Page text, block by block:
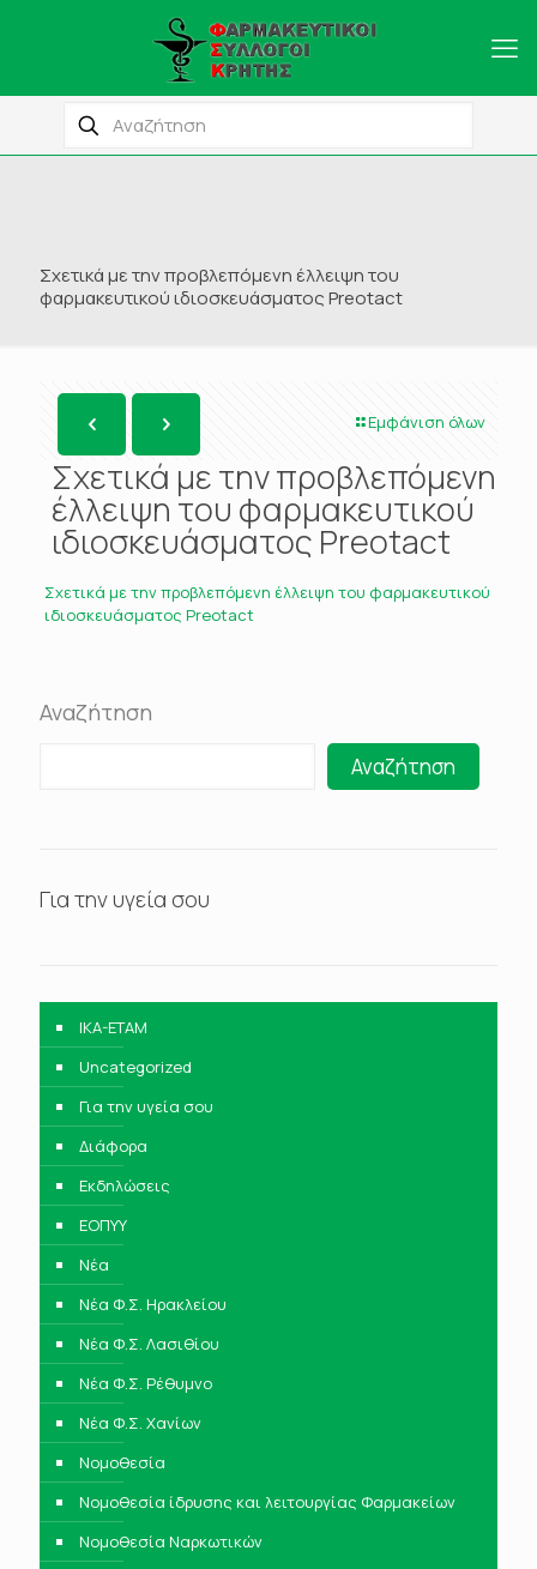
Σχετικά με την προβλεπόμενη έλλειψη του
φαρμακευτικού ιδιοσκευάσματος Preotact
Εμφάνιση όλων
Σχετικά με την προβλεπόμενη
έλλειψη του φαρμακευτικού
ιδιοσκευάσματος Preotact
Σχετικά με την προβλεπόμενη έλλειψη του φαρμακευτικού
ιδιοσκευάσματος Preotact
Αναζήτηση
Αναζήτηση
Για την υγεία σου
IKA-ETAM
Uncategorized
Για την υγεία σου
Διάφορα
Εκδηλώσεις
ΕΟΠΥΥ
Νέα
Νέα Φ.Σ. Ηρακλείου
Νέα Φ.Σ. Λασιθίου
Νέα Φ.Σ. Ρέθυμνο
Νέα Φ.Σ. Χανίων
Νομοθεσία
Νομοθεσία ίδρυσης και λειτουργίας Φαρμακείων
Νομοθεσία Ναρκωτικών